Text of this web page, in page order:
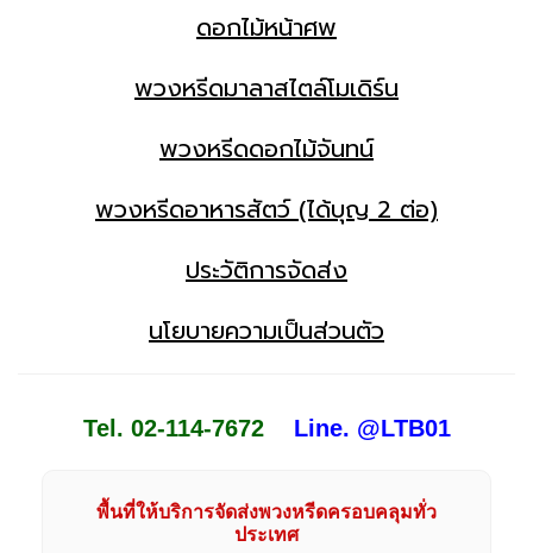
ดอกไม้หน้าศพ
พวงหรีดมาลาสไตล์โมเดิร์น
พวงหรีดดอกไม้จันทน์
พวงหรีดอาหารสัตว์ (ได้บุญ 2 ต่อ)
ประวัติการจัดส่ง
นโยบายความเป็นส่วนตัว
Tel. 02-114-7672 Line. @LTB01
พื้นที่ให้บริการจัดส่งพวงหรีดครอบคลุมทั่ว
ประเทศ